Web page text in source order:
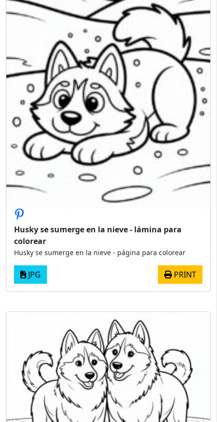
Husky se sumerge en la nieve - lámina para
colorear
Husky se sumerge en la nieve - página para colorear
JPG PRINT